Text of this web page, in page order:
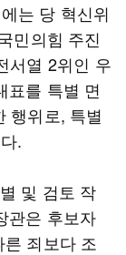
는 당 혁신위
민의힘 주진
서열 2위인 우
표를 특별 면
행위로, 특별
.
및 검토 작
관은 후보자
죄보다 조